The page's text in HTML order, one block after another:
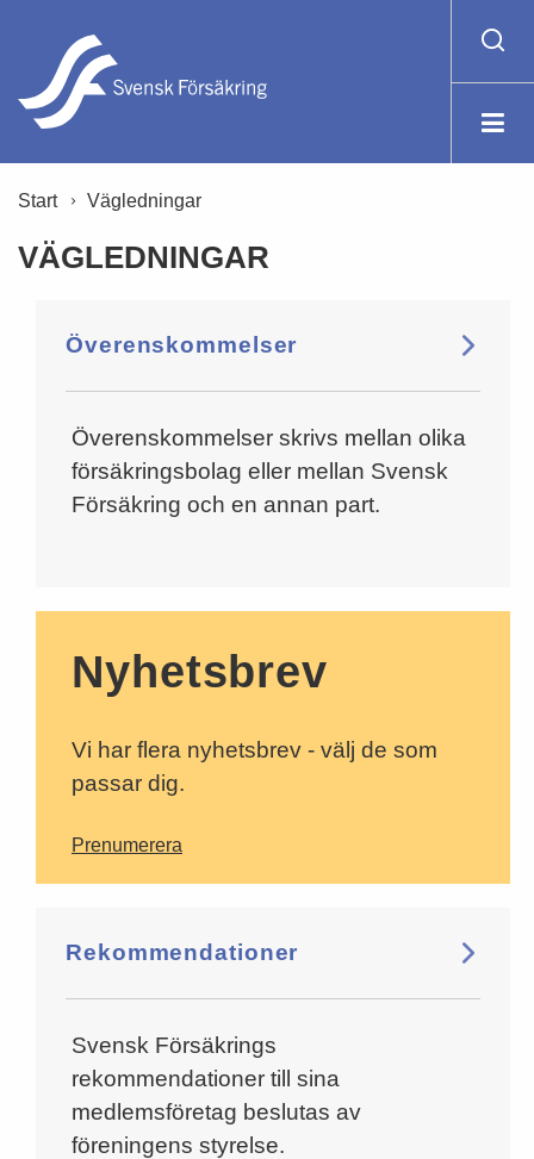
Start Vägledningar
VÄGLEDNINGAR
Överenskommelser
Överenskommelser skrivs mellan olika
försäkringsbolag eller mellan Svensk
Försäkring och en annan part.
Nyhetsbrev
Vi har flera nyhetsbrev - välj de som
passar dig.
Prenumerera
Rekommendationer
Svensk Försäkrings
rekommendationer till sina
medlemsföretag beslutas av
föreningens styrelse.